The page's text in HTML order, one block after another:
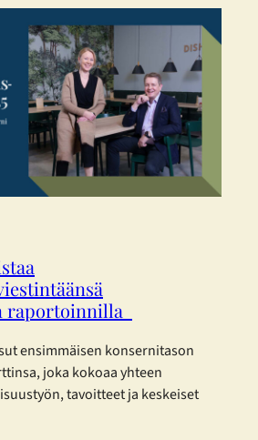
tarjoaa huikeat 423 m² täyden
aivan Aleksanterinkadun ytimessä.
valikoimaa ja entistä
– kaikki asiakkaan parhaaksi.
raportoinnilla
ensimmäisen konsernitason
joka kokoaa yhteen
tavoitteet ja keskeiset